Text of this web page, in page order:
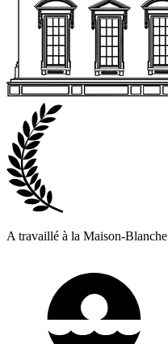
A travaillé à la Maison-Blanche